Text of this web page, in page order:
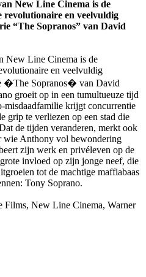
New Line Cinema is de
revolutionaire en veelvuldig
“The Sopranos” van David
New Line Cinema is de
en veelvuldig
�The Sopranos� van David
groeit op in een tumultueuze tijd
krijgt concurrentie
grip te verliezen op een stad die
de tijden veranderen, merkt ook
Anthony vol bewondering
zijn werk en privéleven op de
invloed op zijn jonge neef, die
tot de machtige maffiabaas
Tony Soprano.
Films, New Line Cinema, Warner